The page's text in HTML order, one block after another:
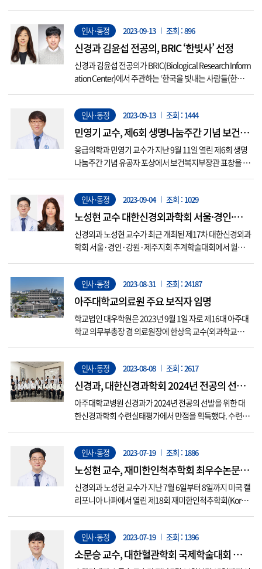
is of Spinal Metastasis Based on CT Imaging’으로, 연구팀
은 CT ...
인사·동정 2023-09-13 조회 : 896
신경과 김윤섭 전공의, BRIC ‘한빛사’ 선정
신경과 김윤섭 전공의가 BRIC(Biological Research Inform
ation Center)에서 주관하는 ‘한국을 빛내는 사람들(한빛
증 예를 발견한 공로를 인정받아 수상자에 선정되었으며,
이 논문은 국제 저명 학술지인 ‘Neurol...
인사·동정 2023-09-13 조회 : 1444
민영기 교수, 제6회 생명나눔주간 기념 보건복
지부장관 표창 수상
응급의학과 민영기 교수가 지난 9월 11일 열린 제6회 생명
나눔주간 기념 유공자 포상에서 보건복지부장관 표창을 받
에 공로가 큰 기관·종사자를 선정해 시상하는 것으로, 민영
기 교수는 뇌사자전담관리의로서 10년 이상 기증문화 확산
인사·동정 2023-09-04 조회 : 1029
노성현 교수 대한신경외과학회 서울·경인·강
원·제주지회 추계학술대회 윌스학술상 수상
신경외과 노성현 교수가 최근 개최된 제17차 대한신경외과
학회 서울·경인·강원·제주지회 추계학술대회에서 윌스
상이다. 이번에 수상한 논문 주제는 ‘Predicting Mechanic
al Complications After Adult Spinal Def...
인사·동정 2023-08-31 조회 : 24187
아주대학교의료원 주요 보직자 임명
학교법인 대우학원은 2023년 9월 1일 자로 제16대 아주대
학교 의무부총장 겸 의료원장에 한상욱 교수(외과학교실),
학교실)를 임명했다. 한상욱 신임 의무부총장 겸 의료원장
은 1988년 서울대학교 의과대학 졸업 후 1996년부터 아주
대학교 의과대학 외과...
인사·동정 2023-08-08 조회 : 2617
신경과, 대한신경과학회 2024년 전공의 선발
수련실태평가 만점 획득
아주대학교병원 신경과가 2024년 전공의 선발을 위한 대
한신경과학회 수련실태평가에서 만점을 획득했다. 수련실
격(27점) △시설 및 장비와 그 활용도(17점) △진료 및 검사
실적(28.7점) △전공의 교육프로그램 및 수련 실태평가(21
인사·동정 2023-07-19 조회 : 1886
노성현 교수, 재미한인척추학회 최우수논문상
수상
신경외과 노성현 교수가 지난 7월 6일부터 8일까지 미국 캘
리포니아 나파에서 열린 제18회 재미한인척추학회(Korea
골반각을 새롭게 정의하여 보고(제목: Defining Spino-Pel
vic Alignment in A...
인사·동정 2023-07-19 조회 : 1396
소문승 교수, 대한혈관학회 국제학술대회 우수